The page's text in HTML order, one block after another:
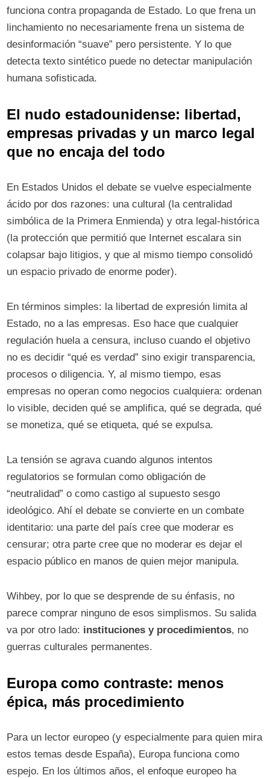
funciona contra propaganda de Estado. Lo que frena un
linchamiento no necesariamente frena un sistema de
desinformación “suave” pero persistente. Y lo que
detecta texto sintético puede no detectar manipulación
humana sofisticada.
El nudo estadounidense: libertad,
empresas privadas y un marco legal
que no encaja del todo
En Estados Unidos el debate se vuelve especialmente
ácido por dos razones: una cultural (la centralidad
simbólica de la Primera Enmienda) y otra legal-histórica
(la protección que permitió que Internet escalara sin
colapsar bajo litigios, y que al mismo tiempo consolidó
un espacio privado de enorme poder).
En términos simples: la libertad de expresión limita al
Estado, no a las empresas. Eso hace que cualquier
regulación huela a censura, incluso cuando el objetivo
no es decidir “qué es verdad” sino exigir transparencia,
procesos o diligencia. Y, al mismo tiempo, esas
empresas no operan como negocios cualquiera: ordenan
lo visible, deciden qué se amplifica, qué se degrada, qué
se monetiza, qué se etiqueta, qué se expulsa.
La tensión se agrava cuando algunos intentos
regulatorios se formulan como obligación de
“neutralidad” o como castigo al supuesto sesgo
ideológico. Ahí el debate se convierte en un combate
identitario: una parte del país cree que moderar es
censurar; otra parte cree que no moderar es dejar el
espacio público en manos de quien mejor manipula.
Wihbey, por lo que se desprende de su énfasis, no
parece comprar ninguno de esos simplismos. Su salida
va por otro lado: instituciones y procedimientos, no
guerras culturales permanentes.
Europa como contraste: menos
épica, más procedimiento
Para un lector europeo (y especialmente para quien mira
estos temas desde España), Europa funciona como
espejo. En los últimos años, el enfoque europeo ha